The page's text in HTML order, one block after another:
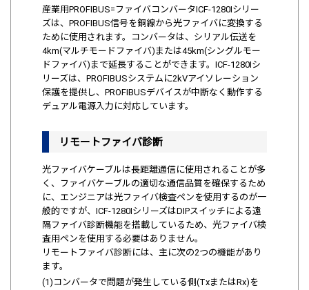
産業用PROFIBUS=ファイバコンバータICF-1280Iシリー
ズは、PROFIBUS信号を銅線から光ファイバに変換する
ために使用されます。コンバータは、シリアル伝送を
4km(マルチモードファイバ)または45km(シングルモー
ドファイバ)まで延長することができます。ICF-1280Iシ
リーズは、PROFIBUSシステムに2kVアイソレーション
保護を提供し、PROFIBUSデバイスが中断なく動作する
デュアル電源入力に対応しています。
リモートファイバ診断
光ファイバケーブルは長距離通信に使用されることが多
く、ファイバケーブルの適切な通信品質を確保するため
に、エンジニアは光ファイバ検査ペンを使用するのが一
般的ですが、ICF-1280IシリーズはDIPスイッチによる遠
隔ファイバ診断機能を搭載しているため、光ファイバ検
査用ペンを使用する必要はありません。
リモートファイバ診断には、主に次の2つの機能があり
ます。
(1)コンバータで問題が発生している側(TxまたはRx)を